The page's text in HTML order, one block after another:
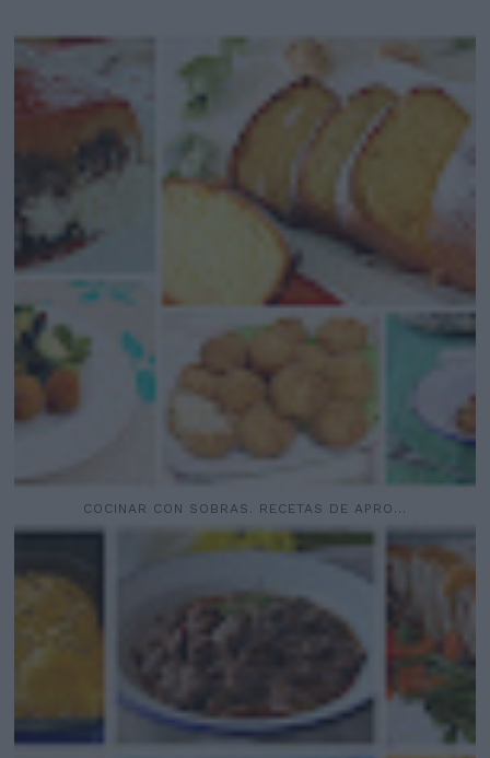
COCINAR CON SOBRAS. RECETAS DE APRO...